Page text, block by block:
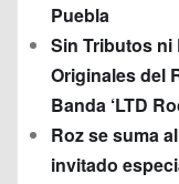
Puebla
Sin Tributos ni
Originales del
Banda ‘LTD
Roz se suma
invitado